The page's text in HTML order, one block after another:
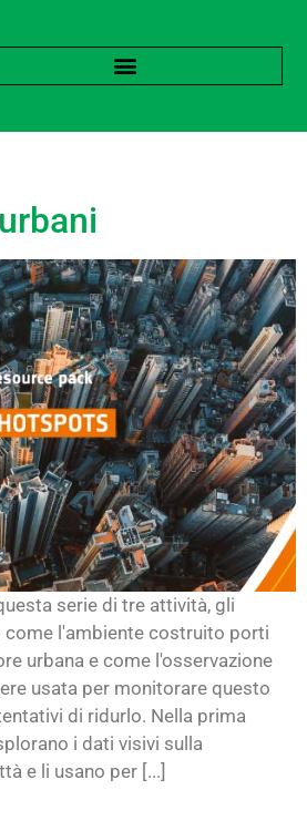
di calore
serie di tre attività, gli
come l'ambiente costruito porti
urbana e come l'osservazione
usata per monitorare questo
di ridurlo. Nella prima
i dati visivi sulla
e li usano per [...]